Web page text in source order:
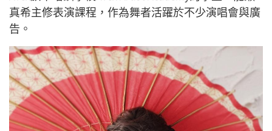
真希主修表演課程，作為舞者活躍於不少演唱會與廣
告。